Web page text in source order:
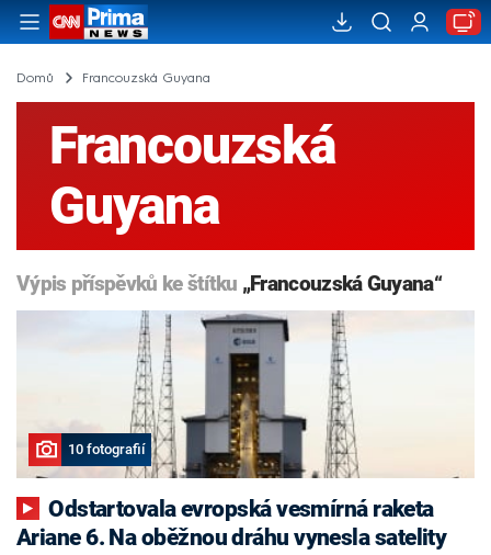
Domů Francouzská Guyana
Francouzská
Guyana
Výpis příspěvků ke štítku „Francouzská Guyana“
10 fotografií
Odstartovala evropská vesmírná raketa
Ariane 6. Na oběžnou dráhu vynesla satelity